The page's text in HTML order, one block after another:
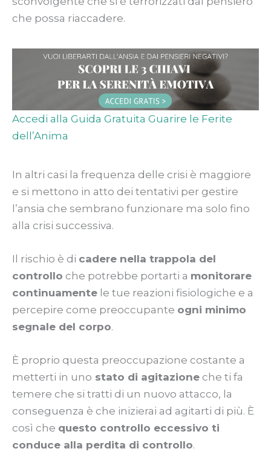
che possa riaccadere.
Accedi alla Guida Gratuita Guarire le Ferite
dell’Anima
In altri casi la frequenza delle crisi è maggiore
e si mettono in atto dei tentativi per gestire
l’ansia che sembrano funzionare ma solo fino
alla crisi successiva.
Il rischio è di cadere nella trappola del
controllo che potrebbe portarti a monitorare
continuamente le tue reazioni fisiologiche e a
percepire come preoccupante ogni minimo
segnale del corpo.
È proprio questa preoccupazione costante a
metterti in uno stato di agitazione che ti fa
temere che si tratti di un nuovo attacco, la
conseguenza è che inizierai ad agitarti di più. È
così che questo controllo eccessivo ti
conduce alla perdita di controllo.